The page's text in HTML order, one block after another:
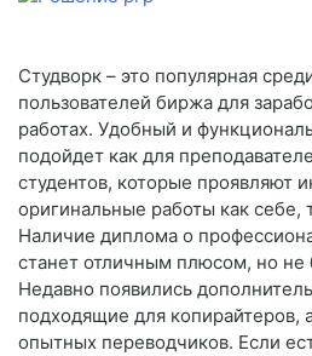
Студворк – это популярная
пользователей биржа для
работах. Удобный и
подойдет как для
студентов, которые проявляют
оригинальные работы как себе,
Наличие диплома о
станет отличным плюсом, но не
Недавно появились
подходящие для копирайтеров,
опытных переводчиков. Если